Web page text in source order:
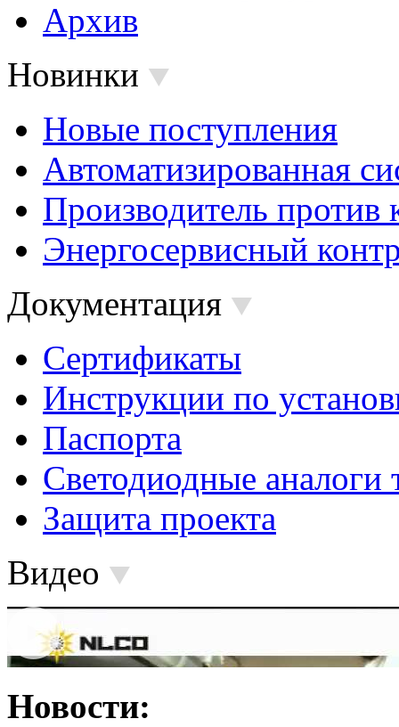
Архив
Новинки
Новые поступления
Автоматизированная
Производитель против
Энергосервисный
Документация
Сертификаты
Инструкции по
Паспорта
Светодиодные аналоги
Защита проекта
Видео
Новости: